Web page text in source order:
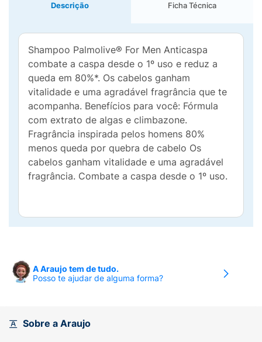
Descrição Ficha Técnica
Shampoo Palmolive® For Men Anticaspa
combate a caspa desde o 1º uso e reduz a
queda em 80%*. Os cabelos ganham
vitalidade e uma agradável fragrância que te
acompanha. Benefícios para você: Fórmula
com extrato de algas e climbazone.
Fragrância inspirada pelos homens 80%
menos queda por quebra de cabelo Os
cabelos ganham vitalidade e uma agradável
fragrância. Combate a caspa desde o 1º uso.
A Araujo tem de tudo.
Posso te ajudar de alguma forma?
Sobre a Araujo